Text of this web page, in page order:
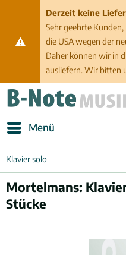
Derzeit keine
Sehr geehrte
die USA wegen der
Daher können wir in
ausliefern. Wir bitten
Menü
Klavier solo
Mortelmans:
Stücke